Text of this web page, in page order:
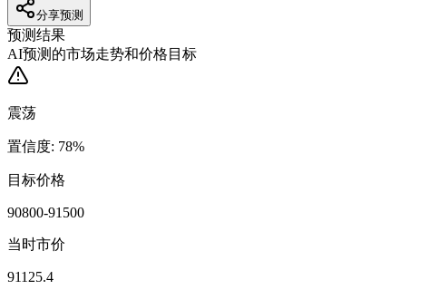
分享预测
预测结果
AI预测的市场走势和价格目标
震荡
置信度: 78%
目标价格
90800-91500
当时市价
91125.4